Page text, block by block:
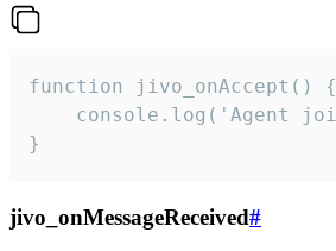
function jivo_onAccept() {
}
jivo_onMessageReceived#